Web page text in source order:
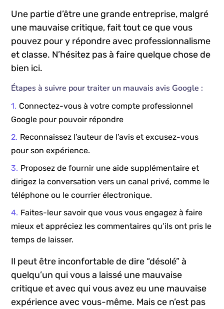
Une partie d’être une grande entreprise, malgré
une mauvaise critique, fait tout ce que vous
pouvez pour y répondre avec professionnalisme
et classe. N’hésitez pas à faire quelque chose de
bien ici.
Étapes à suivre pour traiter un mauvais avis Google :
Connectez-vous à votre compte professionnel
Google pour pouvoir répondre
Reconnaissez l’auteur de l’avis et excusez-vous
pour son expérience.
Proposez de fournir une aide supplémentaire et
dirigez la conversation vers un canal privé, comme le
téléphone ou le courrier électronique.
Faites-leur savoir que vous vous engagez à faire
mieux et appréciez les commentaires qu’ils ont pris le
temps de laisser.
Il peut être inconfortable de dire “désolé” à
quelqu’un qui vous a laissé une mauvaise
critique et avec qui vous avez eu une mauvaise
expérience avec vous-même. Mais ce n’est pas